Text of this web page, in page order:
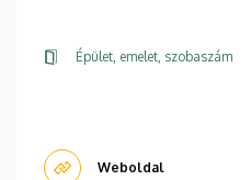
Épület, emelet, szobaszám
Weboldal